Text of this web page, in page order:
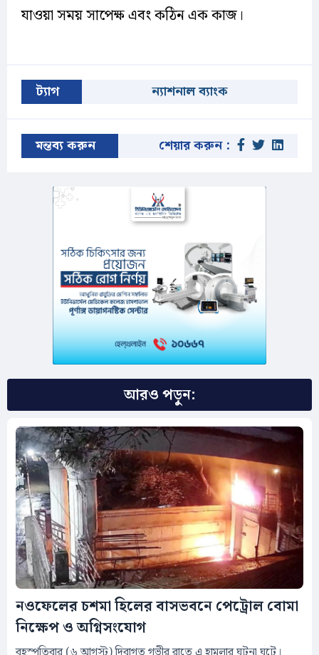
যাওয়া সময় সাপেক্ষ এবং কঠিন এক কাজ।
ট্যাগ ন্যাশনাল ব্যাংক
মন্তব্য করুন শেয়ার করুন :
আরও পড়ুন:
নওফেলের চশমা হিলের বাসভবনে পেট্রোল বোমা
নিক্ষেপ ও অগ্নিসংযোগ